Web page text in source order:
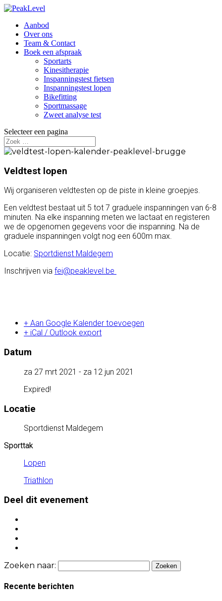
Aanbod
Over ons
Team & Contact
Boek een afspraak
Sportarts
Kinesitherapie
Inspanningstest fietsen
Inspanningstest lopen
Bikefitting
Sportmassage
Zweet analyse test
Selecteer een pagina
Veldtest lopen
Wij organiseren veldtesten op de piste in kleine groepjes.
Een veldtest bestaat uit 5 tot 7 graduele inspanningen van 6-8
minuten. Na elke inspanning meten we lactaat en registeren
we de opgenomen gegevens voor die inspanning. Na de
graduele inspanningen volgt nog een 600m max.
Locatie: Sportdienst Maldegem
Inschrijven via fei@peaklevel.be
+ Aan Google Kalender toevoegen
+ iCal / Outlook export
Datum
za 27 mrt 2021 - za 12 jun 2021
Expired!
Locatie
Sportdienst Maldegem
Sporttak
Lopen
Triathlon
Deel dit evenement
Zoeken naar:
Recente berichten